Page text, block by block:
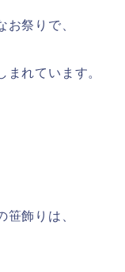
祭りで、
れています。
笹飾りは、